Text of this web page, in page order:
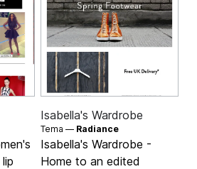
Isabella's Wardrobe
Tema — Radiance
Isabella's Wardrobe -
Home to an edited